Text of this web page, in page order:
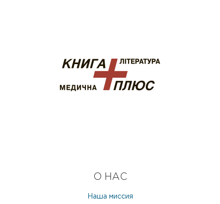
О НАС
Наша миссия